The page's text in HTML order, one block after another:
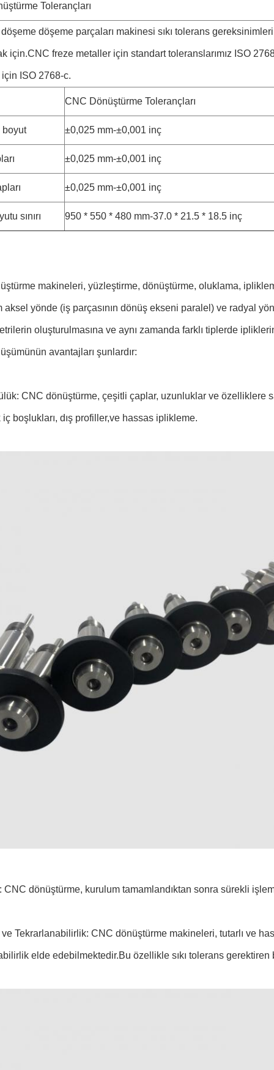
Tolerançları
döşeme parçaları makinesi sıkı tolerans
için.CNC freze metaller için standart toleranslarımız ISO
ISO 2768-c.
CNC Dönüştürme Tolerançları
boyut ±0,025 mm-±0,001 inç
±0,025 mm-±0,001 inç
±0,025 mm-±0,001 inç
sınırı 950 * 550 * 480 mm-37.0 * 21.5 * 18.5 inç
makineleri, yüzleştirme, dönüştürme, oluklama,
aksel yönde (iş parçasının dönüş ekseni paralel) ve radyal
oluşturulmasına ve aynı zamanda farklı tiplerde
avantajları şunlardır:
CNC dönüştürme, çeşitli çaplar, uzunluklar ve özelliklere
iç boşlukları, dış profiller,ve hassas iplikleme.
CNC dönüştürme, kurulum tamamlandıktan sonra sürekli
Tekrarlanabilirlik: CNC dönüştürme makineleri, tutarlı ve
elde edebilmektedir.Bu özellikle sıkı tolerans